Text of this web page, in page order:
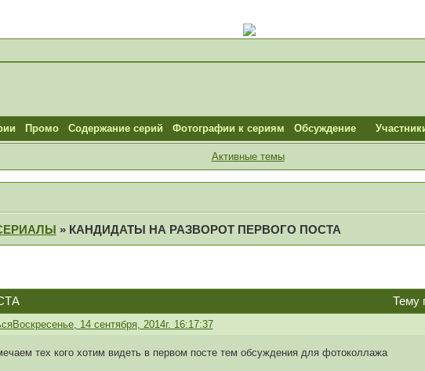
Промо Содержание серий Фотографии к сериям Обсуждение
Активные темы
» КАНДИДАТЫ НА РАЗВОРОТ ПЕРВОГО ПОСТА
Тему
Воскресенье, 14 сентября, 2014г. 16:17:37
тех кого хотим видеть в первом посте тем обсуждения для фотоколлажа